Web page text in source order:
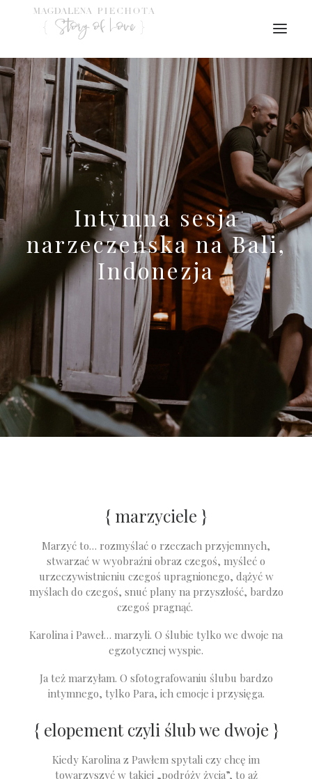
Intymna sesja
narzeczeńska na Bali,
Indonezja
{ marzyciele }
Marzyć to… rozmyślać o rzeczach przyjemnych,
stwarzać w wyobraźni obraz czegoś, myśleć o
urzeczywistnieniu czegoś upragnionego, dążyć w
myślach do czegoś, snuć plany na przyszłość, bardzo
czegoś pragnąć.
Karolina i Paweł… marzyli. O ślubie tylko we dwoje na
egzotycznej wyspie.
Ja też marzyłam. O sfotografowaniu ślubu bardzo
intymnego, tylko Para, ich emocje i przysięga.
{ elopement czyli ślub we dwoje }
Kiedy Karolina z Pawłem spytali czy chcę im
towarzyszyć w takiej „podróży życia”, to aż